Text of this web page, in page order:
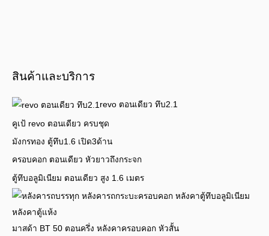
สินค้าและบริการ
revo ตอนเดียว ทึบ2.1
คูเป้ revo ตอนเดียว ครบชุด
มังกรทอง ตู้ทึบ1.6 เปิด3ด้าน
ครอบคอก ตอนเดียว หัวยาวถึงกระจก
ตู้ทึบอลูมิเนียม ตอนเดียว สูง 1.6 เมตร
มาสด้า BT 50 ตอนครึ่ง หลังคาครอบคอก หัวสั้น